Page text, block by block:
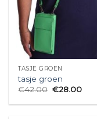
TASJE GROEN
tasje groen
€42.00 €28.00